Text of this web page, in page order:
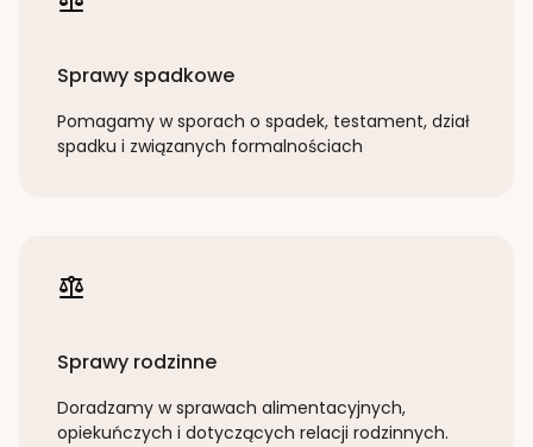
Sprawy spadkowe
Pomagamy w sporach o spadek, testament, dział
spadku i związanych formalnościach
Sprawy rodzinne
Doradzamy w sprawach alimentacyjnych,
opiekuńczych i dotyczących relacji rodzinnych.